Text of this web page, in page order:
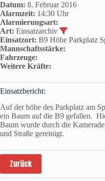
Datum: 8. Februar 2016
Alarmzeit: 14:30 Uhr
Alarmierungsart:
Art: Einsatzarchiv
Einsatzort: B9 Höhe Parkplatz
Mannschaftsstärke:
Fahrzeuge:
Weitere Kräfte:
Einsatzbericht:
Auf der höhe des Parkplatz am
ein Baum auf die B9 gefallen.
Baum wurde durch die
und Straße gereinigt.
Zurück